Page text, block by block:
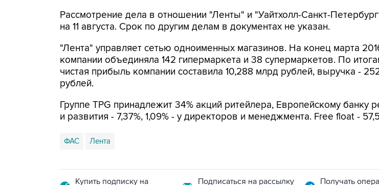
Рассмотрение дела в отношении "Ленты" и "Уайтхолл-Санкт-
на 11 августа. Срок по другим делам в документах не указан.
"Лента" управляет сетью одноименных магазинов. На конец марта
компании объединяла 142 гипермаркета и 38 супермаркетов. По
чистая прибыль компании составила 10,288 млрд рублей, выручка -
рублей.
Группе TPG принадлежит 34% акций ритейлера, Европейскому банку
и развития - 7,37%, 1,09% - у директоров и менеджмента. Free float -
ФАС Лента
Купить подписку на
Подписаться на рассылку
Получать